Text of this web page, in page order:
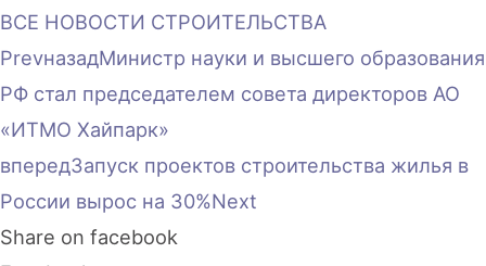
ВСЕ НОВОСТИ СТРОИТЕЛЬСТВА
PrevназадМинистр науки и высшего образования
РФ стал председателем совета директоров АО
«ИТМО Хайпарк»
впередЗапуск проектов строительства жилья в
России вырос на 30%Next
Share on facebook